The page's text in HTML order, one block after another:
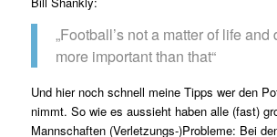
„Football’s not a matter of life
more important than that“
Und hier noch schnell meine Tipps wer den
nimmt. So wie es aussieht haben alle (fast)
Mannschaften (Verletzungs-)Probleme: Bei